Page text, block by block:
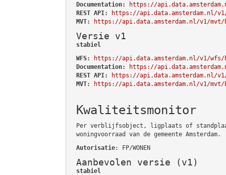
Documentation:
https://
REST API:
https://api.data.amsterdam.nl/
MVT:
https://api.data.amsterdam.nl/v1/
Versie v1
stabiel
WFS:
https://api.data.amsterdam.nl/v1/
Documentation:
https://
REST API:
https://api.data.amsterdam.nl/
MVT:
https://api.data.amsterdam.nl/v1/
Kwaliteitsmonitor
Per verblijfsobject, ligplaats of
woningvoorraad van de gemeente Amsterdam.
Autorisatie: FP/WONEN
Aanbevolen versie (v1)
stabiel